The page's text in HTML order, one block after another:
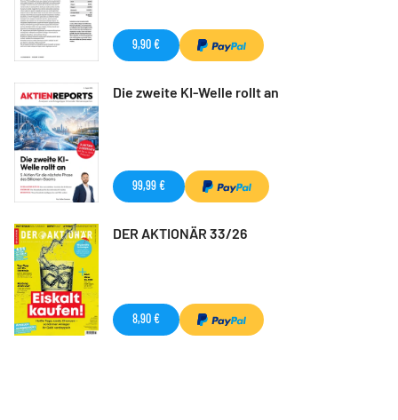
9,90 €
Die zweite KI-Welle rollt an
99,99 €
DER AKTIONÄR 33/26
8,90 €